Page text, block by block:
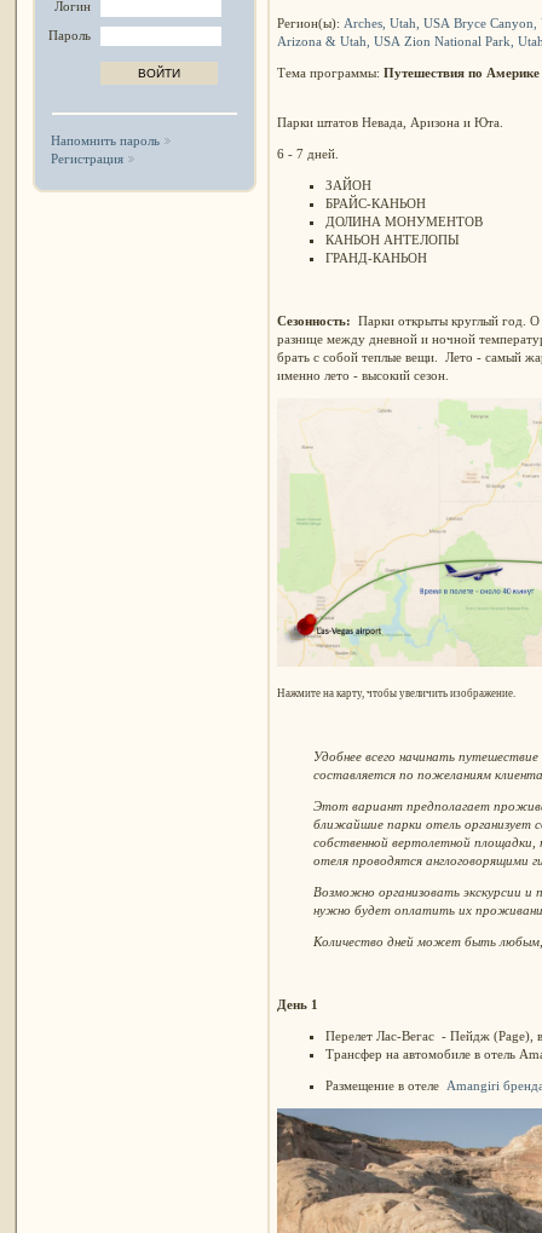
Логин
Пароль
Напомнить пароль
Регистрация
Регион(ы): Arches, Utah, USA Bryce Canyon,
Arizona & Utah, USA Zion National Park,
Тема программы: Путешествия по Америке
Парки штатов Невада, Аризона и Юта.
6 - 7 дней.
ЗАЙОН
БРАЙС-КАНЬОН
ДОЛИНА МОНУМЕНТОВ
КАНЬОН АНТЕЛОПЫ
ГРАНД-КАНЬОН
Сезонность: Парки открыты круглый год.
разнице между дневной и ночной
брать с собой теплые вещи. Лето - самый
именно лето - высокий сезон.
Нажмите на карту, чтобы увеличить изображение.
Удобнее всего начинать
составляется по пожеланиям
Этот вариант предполагает
ближайшие парки отель организует
собственной вертолетной
отеля проводятся англоговорящими
Возможно организовать экскурсии и
нужно будет оплатить их
Количество дней может быть
День 1
Перелет Лас-Вегас - Пейдж (Рage),
Трансфер на автомобиле в отель
Размещение в отеле Amangiri